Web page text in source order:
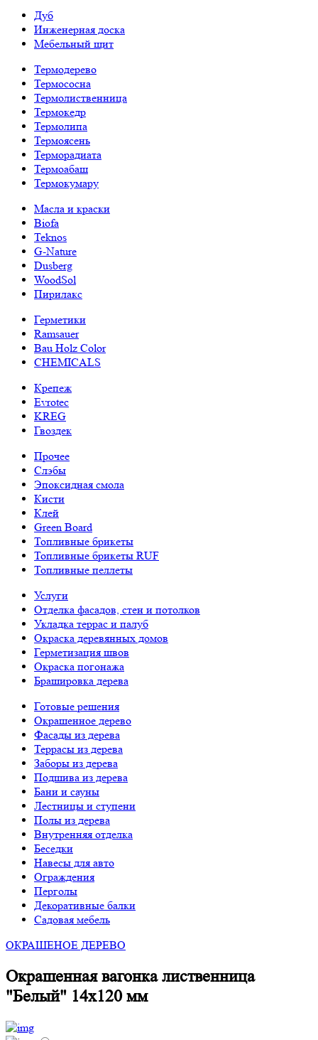
Дуб
Инженерная доска
Мебельный щит
Термодерево
Термососна
Термолиственница
Термокедр
Термолипа
Термоясень
Терморадиата
Термоабаш
Термокумару
Масла и краски
Biofa
Teknos
G-Nature
Dusberg
WoodSol
Пирилакс
Герметики
Ramsauer
Bau Holz Color
CHEMICALS
Крепеж
Evrotec
KREG
Гвоздек
Прочее
Слэбы
Эпоксидная смола
Кисти
Клей
Green Board
Топливные брикеты
Топливные брикеты RUF
Топливные пеллеты
Услуги
Отделка фасадов, стен и потолков
Укладка террас и палуб
Окраска деревянных домов
Герметизация швов
Окраска погонажа
Брашировка дерева
Готовые решения
Окрашенное дерево
Фасады из дерева
Террасы из дерева
Заборы из дерева
Подшива из дерева
Бани и сауны
Лестницы и ступени
Полы из дерева
Внутренняя отделка
Беседки
Навесы для авто
Ограждения
Перголы
Декоративные балки
Садовая мебель
ОКРАШЕНОЕ ДЕРЕВО
Окрашенная вагонка лиственница
"Белый" 14х120 мм